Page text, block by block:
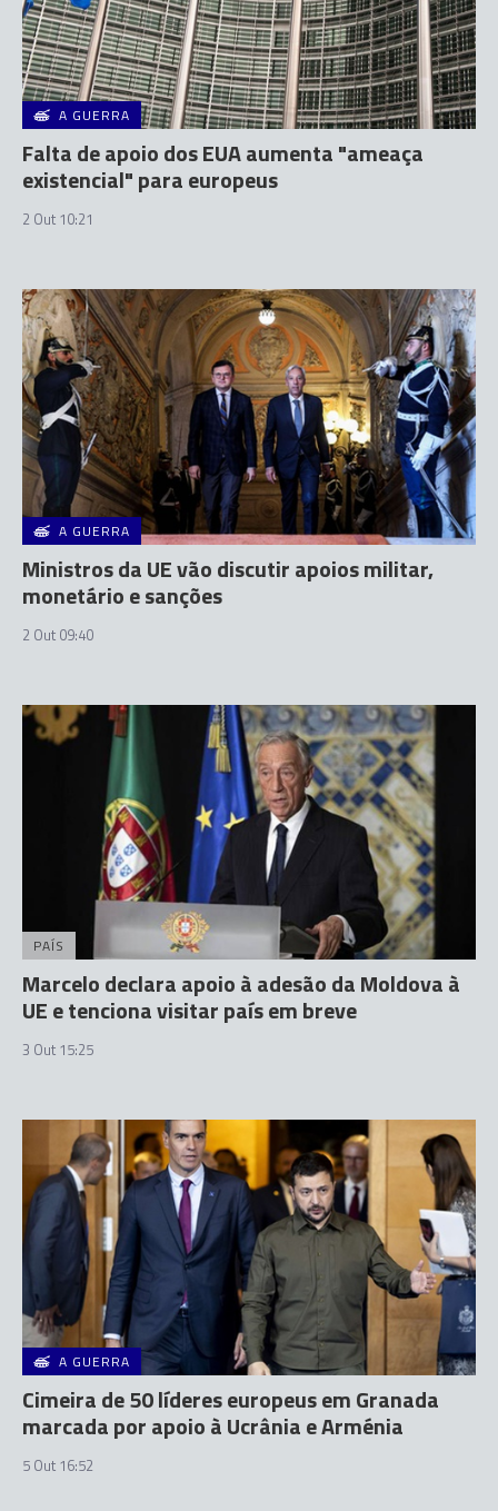
A GUERRA
Falta de apoio dos EUA aumenta "ameaça
existencial" para europeus
2 Out 10:21
A GUERRA
Ministros da UE vão discutir apoios militar,
monetário e sanções
2 Out 09:40
PAÍS
Marcelo declara apoio à adesão da Moldova à
UE e tenciona visitar país em breve
3 Out 15:25
A GUERRA
Cimeira de 50 líderes europeus em Granada
marcada por apoio à Ucrânia e Arménia
5 Out 16:52